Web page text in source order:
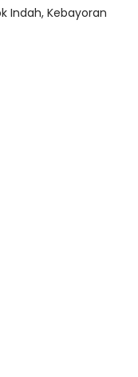
Indah, Kebayoran